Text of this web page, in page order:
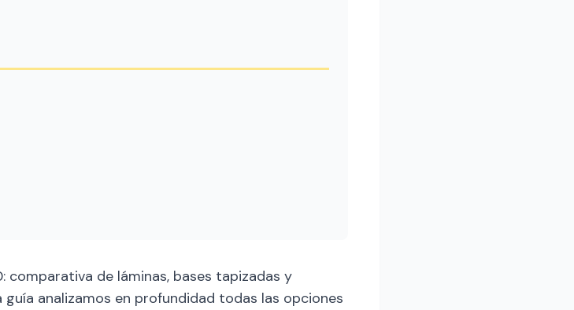
comparativa de láminas, bases tapizadas y
analizamos en profundidad todas las opciones